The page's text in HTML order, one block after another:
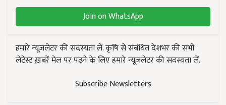
Join on WhatsApp
हमारे न्यूज़लेटर की सदस्यता लें. कृषि से संबंधित देशभर की सभी
लेटेस्ट ख़बरें मेल पर पढ़ने के लिए हमारे न्यूज़लेटर की सदस्यता लें.
Subscribe Newsletters